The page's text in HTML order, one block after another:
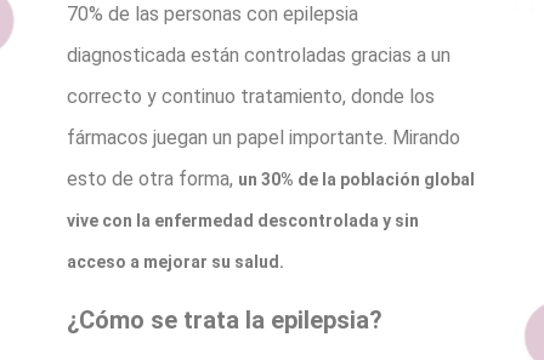
70% de las personas con epilepsia
diagnosticada están controladas gracias a un
correcto y continuo tratamiento, donde los
fármacos juegan un papel importante. Mirando
esto de otra forma, un 30% de la población global
vive con la enfermedad descontrolada y sin
acceso a mejorar su salud.
¿Cómo se trata la epilepsia?